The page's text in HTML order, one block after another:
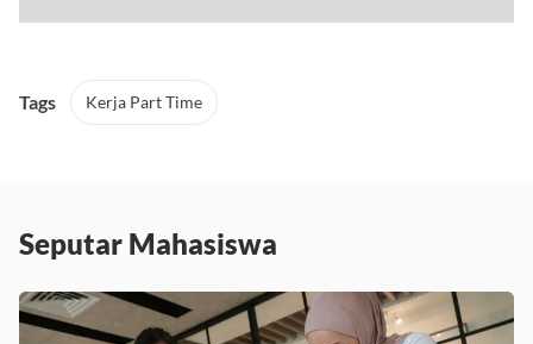
Tags Kerja Part Time
Seputar Mahasiswa